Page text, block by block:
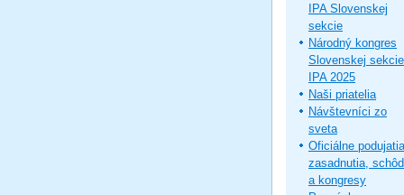
IPA Slovenskej
sekcie
Národný kongres
Slovenskej sekcie
IPA 2025
Naši priatelia
Návštevníci zo
sveta
Oficiálne
zasadnutia,
a kongresy